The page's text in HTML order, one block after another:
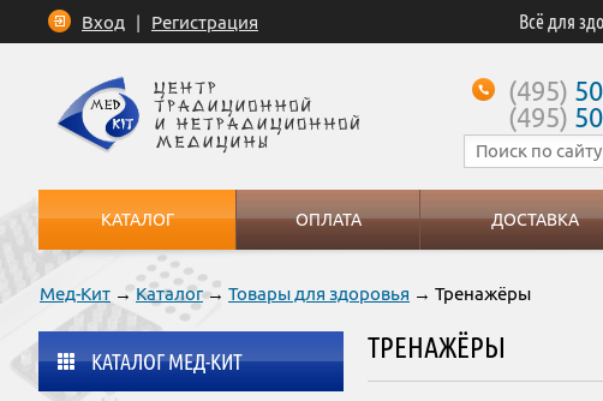
Мед-Кит →Каталог→ Товары для здоровья → Тренажёры
ТРЕНАЖЁРЫ
КАТАЛОГ МЕД-КИТ
(495)
(495)
КАТАЛОГ ОПЛАТА ДОСТАВКА
Вход | Регистрация Всё для